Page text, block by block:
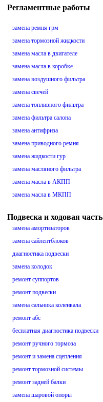
Регламентные работы
замена ремня грм
замена тормозной жидкости
замена масла в двигателе
замена масла в коробке
замена воздушного фильтра
замена свечей
замена топливного фильтра
замена фильтра салона
замена антифриза
замена приводного ремня
замена жидкости гур
замена масляного фильтра
замена масла в АКПП
замена масла в МКПП
Подвеска и ходовая часть
замена амортизаторов
замена сайлентблоков
диагностика подвески
замена колодок
ремонт суппортов
ремонт подвески
замена сальника коленвала
ремонт абс
бесплатная диагностика подвески
ремонт ручного тормоза
ремонт и замена сцепления
ремонт тормозной системы
ремонт задней балки
замена шаровой опоры